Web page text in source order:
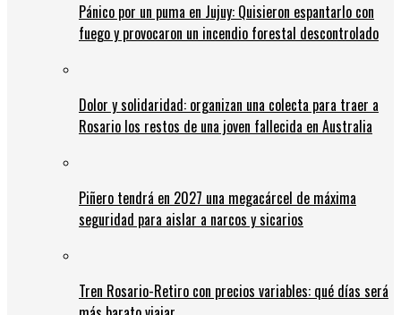
Pánico por un puma en Jujuy: Quisieron espantarlo con
fuego y provocaron un incendio forestal descontrolado
Dolor y solidaridad: organizan una colecta para traer a
Rosario los restos de una joven fallecida en Australia
Piñero tendrá en 2027 una megacárcel de máxima
seguridad para aislar a narcos y sicarios
Tren Rosario-Retiro con precios variables: qué días será